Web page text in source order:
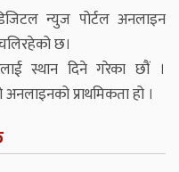
डिजिटल न्युज पोर्टल अनलाइन
छ।
स्थान दिने गरेका छौं ।
अनलाइनको प्राथमिकता हो ।